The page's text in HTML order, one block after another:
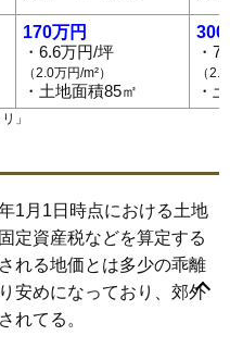
170万円
・6.6万円/坪
（2.0万円/m²）
・土地面積85㎡
300
・
（
・
」
1月1日時点における土地
定資産税などを算定する
れる地価とは多少の乖離
安めになっており、郊外
れてる。
末広町高田高松 高屋中央
西根北町 日田
東新山町
本楯元町八鍬
羽前高松駅